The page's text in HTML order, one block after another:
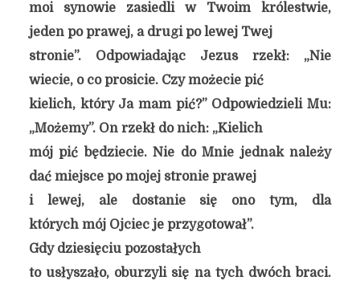
moi synowie zasiedli w Twoim królestwie,
jeden po prawej, a drugi po lewej Twej
stronie”. Odpowiadając Jezus rzekł: „Nie
wiecie, o co prosicie. Czy możecie pić
kielich, który Ja mam pić?” Odpowiedzieli Mu:
„Możemy”. On rzekł do nich: „Kielich
mój pić będziecie. Nie do Mnie jednak należy
dać miejsce po mojej stronie prawej
i lewej, ale dostanie się ono tym, dla
których mój Ojciec je przygotował”.
Gdy dziesięciu pozostałych
to usłyszało, oburzyli się na tych dwóch braci.